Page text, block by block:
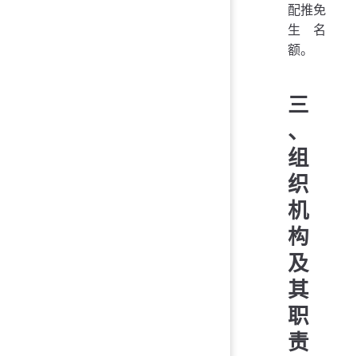
配推免
生名
额。
三
、
组
织
机
构
及
其
职
责